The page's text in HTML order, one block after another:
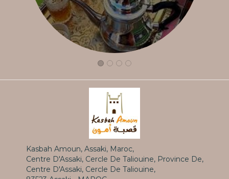
Kasbah Amoun, Assaki, Maroc,
Centre D'Assaki, Cercle De Taliouine, Province De,
Centre D'Assaki, Cercle De Taliouine,